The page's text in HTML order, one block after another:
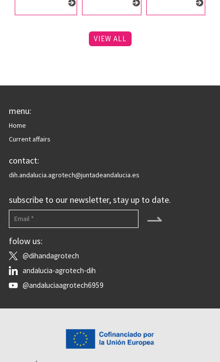
VIEW ALL
menu:
Home
Current affairs
contact:
dih.andalucia.agrotech@juntadeandalucia.es
subscribe to our newsletter, stay up to date.
⇀
folow us:
@dihandagrotech
andalucia-agrotech-dih
@andaluciaagrotech6959